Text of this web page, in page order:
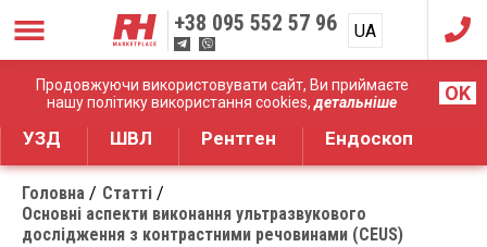
Продовжуючи використовувати сайт, Ви приймаєте
нашу політику використання cookies,детальніше OK
+38 095 552 57 96 UA
RU
Дистрибуція медичного обладнання
УЗД ШВЛ Рентген Ендоскоп
Головна
Статті
Основні аспекти виконання ультразвукового
дослідження з контрастними речовинами (CEUS)